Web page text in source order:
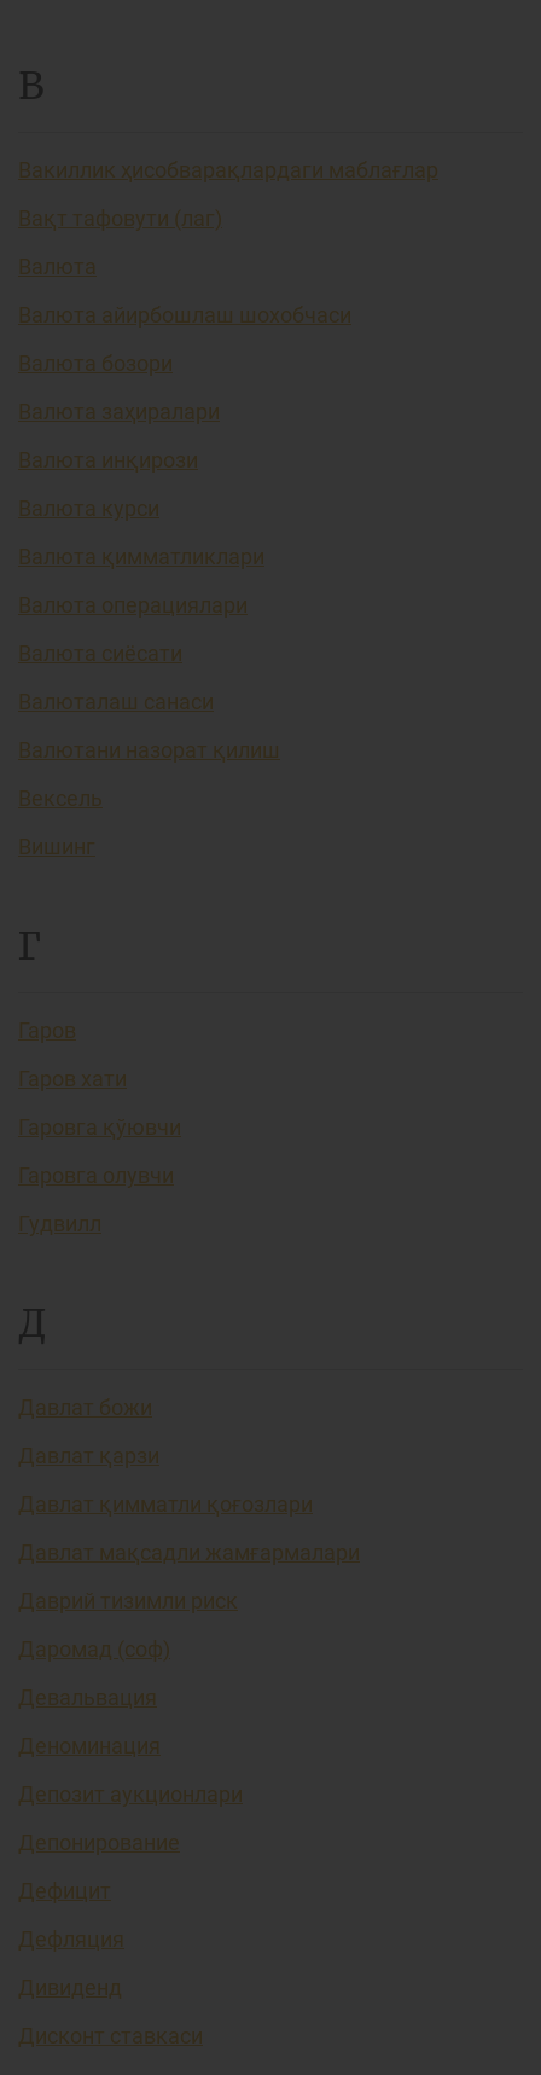
В
Вакиллик ҳисобварақлардаги маблағлар
Вақт тафовути (лаг)
Валюта
Валюта айирбошлаш шохобчаси
Валюта бозори
Валюта заҳиралари
Валюта инқирози
Валюта курси
Валюта қимматликлари
Валюта операциялари
Валюта сиёсати
Валюталаш санаси
Валютани назорат қилиш
Вексель
Вишинг
Г
Гаров
Гаров хати
Гаровга қўювчи
Гаровга олувчи
Гудвилл
Д
Давлат божи
Давлат қарзи
Давлат қимматли қоғозлари
Давлат мақсадли жамғармалари
Даврий тизимли риск
Даромад (соф)
Девальвация
Деноминация
Депозит аукционлари
Депонирование
Дефицит
Дефляция
Дивиденд
Дисконт ставкаси